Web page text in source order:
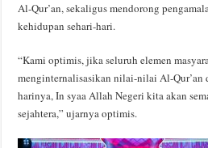
Al-Qur’an, sekaligus mendorong
kehidupan sehari-hari.
“Kami optimis, jika seluruh elemen
menginternalisasikan nilai-nilai Al-Qur’an
harinya, In syaa Allah Negeri kita akan
sejahtera,” ujarnya optimis.